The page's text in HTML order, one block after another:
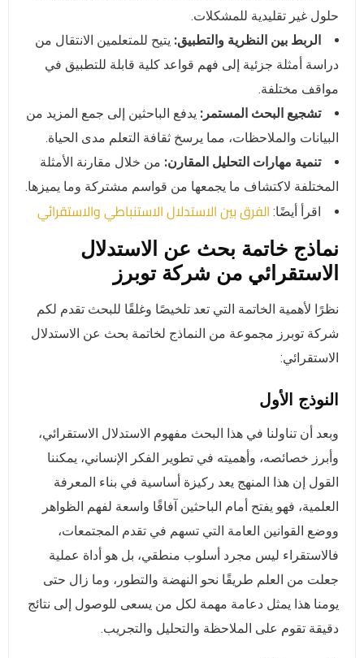
حلول غير تقليدية للمشكلات.
الربط بين النظرية والتطبيق: يتيح للمتعلمين الانتقال من
دراسة أمثلة جزئية إلى فهم قواعد كلية قابلة للتطبيق في
مواقف مختلفة.
تشجيع البحث المستمر: يدفع الباحثين إلى جمع المزيد من
البيانات والملاحظات، مما يرسخ ثقافة التعلم مدى الحياة.
تنمية مهارات التحليل المقارن: من خلال مقارنة الأمثلة
المختلفة لاكتشاف ما يجمعها من قواسم مشتركة وما يميزها.
اقرأ أيضًا: الفرق بين الاستدلال الاستنباطي والاستقرائي
نماذج خاتمة بحث عن الاستدلال
الاستقرائي من شركة توبرز
نظرًا لأهمية الخاتمة التي تعد تلخيصًا وغلقًا للبحث تقدم لكم
شركة توبرز مجموعة من النماذج لخاتمة بحث عن الاستدلال
الاستقرائي:
النوذج الأول
وبعد أن تناولنا في هذا البحث مفهوم الاستدلال الاستقرائي،
وأبرز خصائصه، وأهميته في تطوير الفكر الإنساني، يمكننا
القول إن هذا المنهج يعد ركيزة أساسية في بناء المعرفة
العلمية، فهو يفتح أمام الباحثين آفاقًا واسعة لفهم الظواهر
ووضع القوانين العامة التي تسهم في تقدم المجتمعات،
فالاستقراء ليس مجرد أسلوب منطقي، بل هو أداة عملية
جعلت من العلم طريقًا نحو النهضة والتطور، وما زال حتى
يومنا هذا يمثل دعامة مهمة لكل من يسعى للوصول إلى نتائج
دقيقة تقوم على الملاحظة والتحليل والتجريب.